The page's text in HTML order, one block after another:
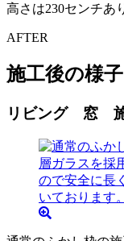
高さは230センチあ
AFTER
施工後の様子
リビング 窓